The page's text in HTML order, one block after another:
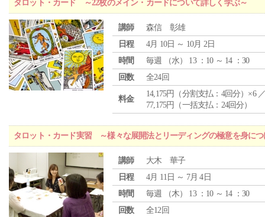
タロット・カード ～22枚のメイン・カードについて詳しく学ぶ～
講師
森信 彰雄
日程
4月 10日 ～ 10月 2日
時間
毎週 （水） 13 ：10 ～ 14 ：30
回数
全24回
料金
14,175円（分割支払：4回分）×6
77,175円（一括支払：24回分）
タロット・カード実習 ～様々な展開法とリーディングの極意を身につ
講師
大木 華子
日程
4月 11日 ～ 7月 4日
時間
毎週 （木） 13 ：10 ～ 14 ：30
回数
全12回